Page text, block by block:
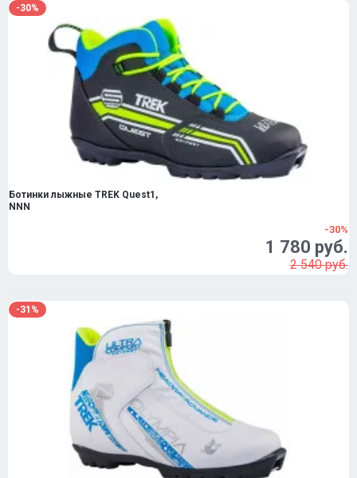
-30%
Ботинки лыжные TREK Quest1,
NNN
-30%
1 780 руб.
2 540 руб.
-31%